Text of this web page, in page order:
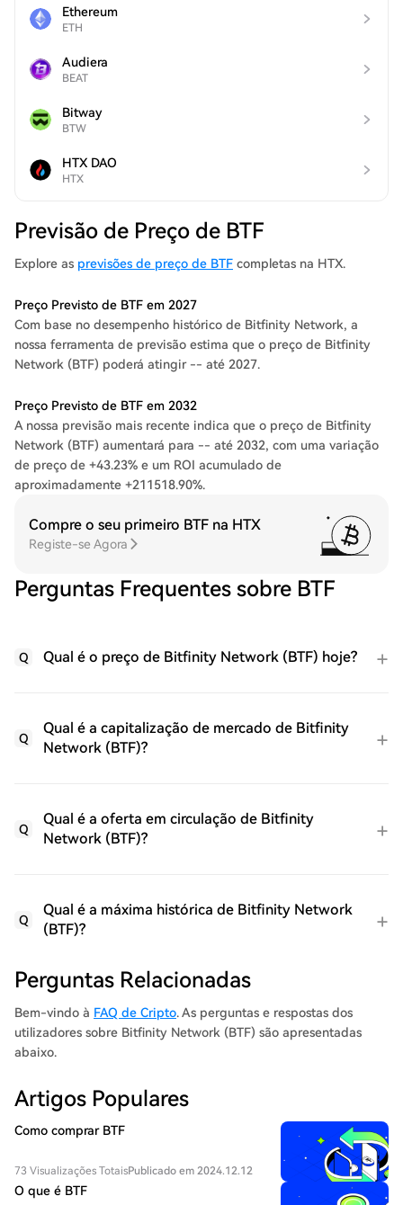
Ethereum
ETH
Audiera
BEAT
Bitway
BTW
HTX DAO
HTX
Previsão de Preço de BTF
Explore as previsões de preço de BTF completas na HTX.
Preço Previsto de BTF em 2027
Com base no desempenho histórico de Bitfinity Network, a
nossa ferramenta de previsão estima que o preço de Bitfinity
Network (BTF) poderá atingir -- até 2027.
Preço Previsto de BTF em 2032
A nossa previsão mais recente indica que o preço de Bitfinity
Network (BTF) aumentará para -- até 2032, com uma variação
de preço de +43.23% e um ROI acumulado de
aproximadamente +211518.90%.
Compre o seu primeiro BTF na HTX
Registe-se Agora
Perguntas Frequentes sobre BTF
Q Qual é o preço de Bitfinity Network (BTF) hoje?
Q
Qual é a capitalização de mercado de Bitfinity
Network (BTF)?
Q
Qual é a oferta em circulação de Bitfinity
Network (BTF)?
Q
Qual é a máxima histórica de Bitfinity Network
(BTF)?
Perguntas Relacionadas
Bem-vindo à FAQ de Cripto. As perguntas e respostas dos
utilizadores sobre Bitfinity Network (BTF) são apresentadas
abaixo.
Artigos Populares
Como comprar BTF
73 Visualizações TotaisPublicado em 2024.12.12
O que é BTF